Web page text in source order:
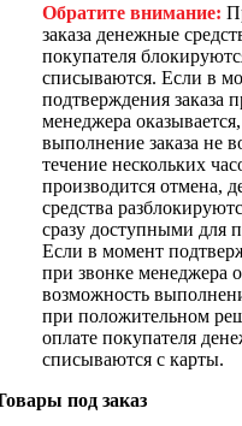
Обратите внимание:
заказа денежные
покупателя
списываются. Если в
подтверждения заказа
менеджера
выполнение заказа не
течение нескольких
производится отмена,
средства
сразу доступными для
Если в момент
при звонке менеджера
возможность
при положительном
оплате покупателя
списываются с карты.
под заказ